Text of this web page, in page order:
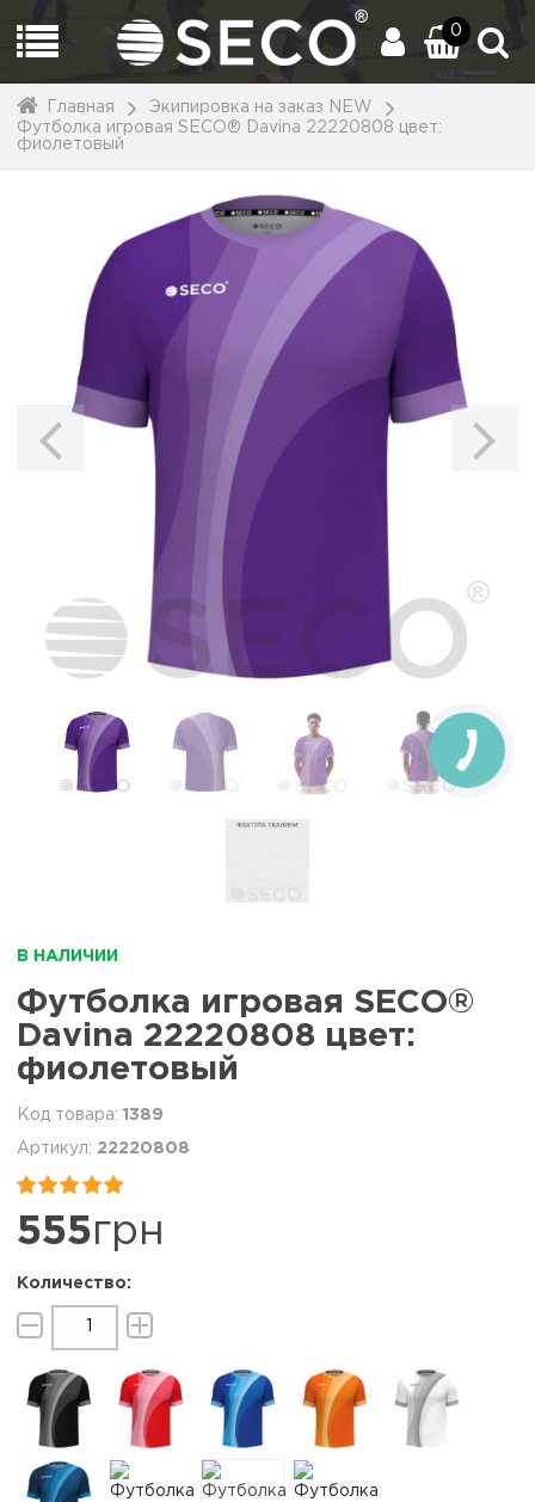
0
Главная
Экипировка на заказ NEW
Футболка игровая SECO® Davina 22220808 цвет:
фиолетовый
В НАЛИЧИИ
Футболка игровая SECO®
Davina 22220808 цвет:
фиолетовый
1389
22220808


555грн